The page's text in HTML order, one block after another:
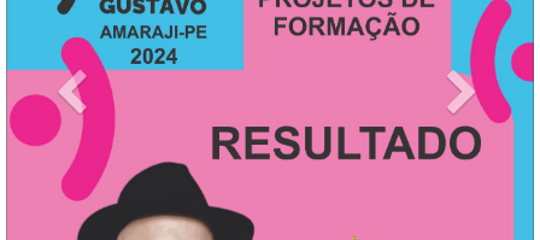
Previous Next